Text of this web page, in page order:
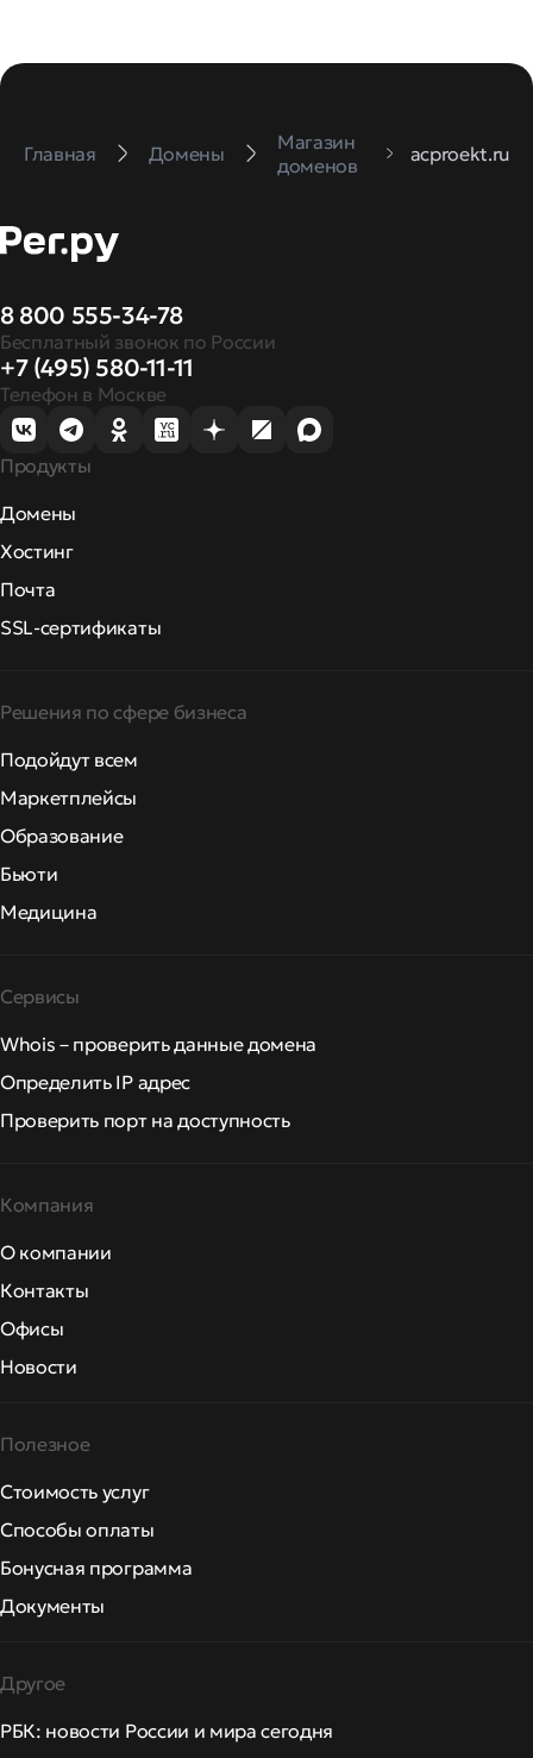
Главная Домены
Магазин
доменов
acproekt.ru
8 800 555-34-78
Бесплатный звонок по России
+7 (495) 580-11-11
Телефон в Москве
Продукты
Домены
Хостинг
Почта
SSL-сертификаты
Решения по сфере бизнеса
Подойдут всем
Маркетплейсы
Образование
Бьюти
Медицина
Сервисы
Whois – проверить данные домена
Определить IP адрес
Проверить порт на доступность
Компания
О компании
Контакты
Офисы
Новости
Полезное
Стоимость услуг
Способы оплаты
Бонусная программа
Документы
Другое
РБК: новости России и мира сегодня